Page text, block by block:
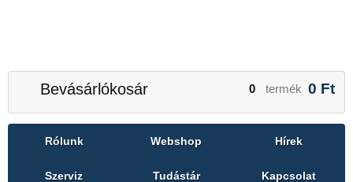
Bevásárlókosár 0 termék 0 Ft
Rólunk Webshop Hírek
Szerviz Tudástár Kapcsolat